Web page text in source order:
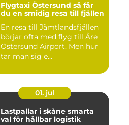
Flygtaxi Östersund så får
du en smidig resa till fjällen
En resa till Jämtlandsfjällen
börjar ofta med flyg till Åre
Östersund Airport. Men hur
tar man sig e...
01. jul
Lastpallar i skåne smarta
val för hållbar logistik